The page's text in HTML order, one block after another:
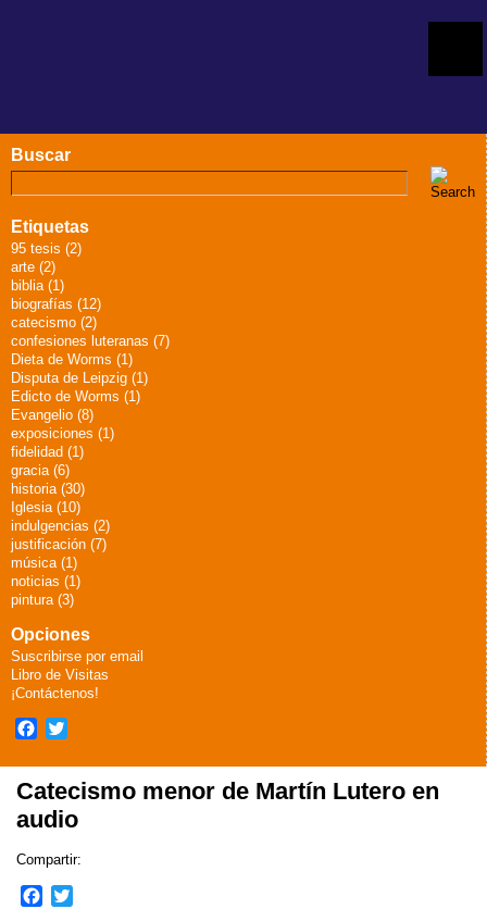
Buscar
Etiquetas
95 tesis (2)
arte (2)
biblia (1)
biografías (12)
catecismo (2)
confesiones luteranas (7)
Dieta de Worms (1)
Disputa de Leipzig (1)
Edicto de Worms (1)
Evangelio (8)
exposiciones (1)
fidelidad (1)
gracia (6)
historia (30)
Iglesia (10)
indulgencias (2)
justificación (7)
música (1)
noticias (1)
pintura (3)
Opciones
Suscribirse por email
Libro de Visitas
¡Contáctenos!
Facebook
Catecismo menor de Martín Lutero en
audio
Compartir: